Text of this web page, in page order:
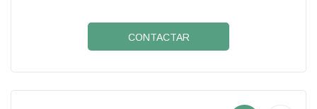
CONTACTAR